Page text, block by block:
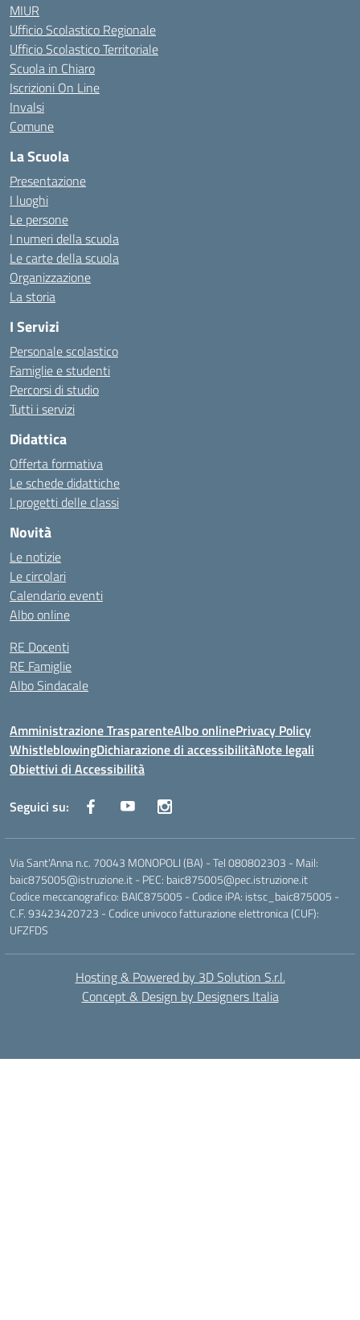
MIUR
Ufficio Scolastico Regionale
Ufficio Scolastico Territoriale
Scuola in Chiaro
Iscrizioni On Line
Invalsi
Comune
La Scuola
Presentazione
I luoghi
Le persone
I numeri della scuola
Le carte della scuola
Organizzazione
La storia
I Servizi
Personale scolastico
Famiglie e studenti
Percorsi di studio
Tutti i servizi
Didattica
Offerta formativa
Le schede didattiche
I progetti delle classi
Novità
Le notizie
Le circolari
Calendario eventi
Albo online
RE Docenti
RE Famiglie
Albo Sindacale
Amministrazione TrasparenteAlbo onlinePrivacy Policy
WhistleblowingDichiarazione di accessibilitàNote legali
Obiettivi di Accessibilità
Seguici su:
Via Sant'Anna n.c. 70043 MONOPOLI (BA) - Tel 080802303 - Mail:
baic875005@istruzione.it - PEC: baic875005@pec.istruzione.it
Codice meccanografico: BAIC875005 - Codice iPA: istsc_baic875005 -
C.F. 93423420723 - Codice univoco fatturazione elettronica (CUF):
UFZFDS
Hosting & Powered by 3D Solution S.r.l.
Concept & Design by Designers Italia